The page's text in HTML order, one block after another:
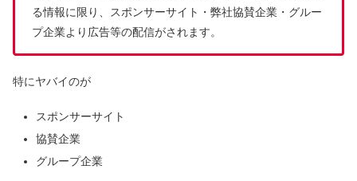
る情報に限り、スポンサーサイト・弊社協賛企業・グルー
プ企業より広告等の配信がされます。
特にヤバイのが
スポンサーサイト
協賛企業
グループ企業